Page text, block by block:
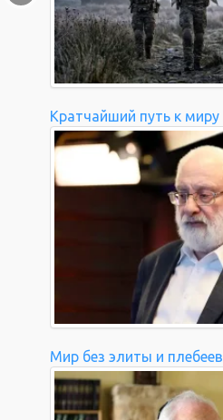
Кратчайший путь к миру
Мир без элиты и плебеев